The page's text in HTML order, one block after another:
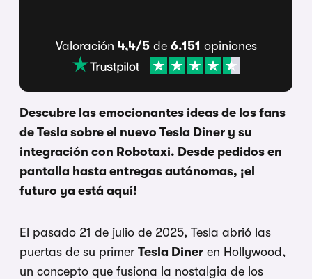
Valoración 4,4/5de 6.151 opiniones
Descubre las emocionantes ideas de los fans
de Tesla sobre el nuevo Tesla Diner y su
integración con Robotaxi. Desde pedidos en
pantalla hasta entregas autónomas, ¡el
futuro ya está aquí!
El pasado 21 de julio de 2025, Tesla abrió las
puertas de su primer Tesla Diner en Hollywood,
un concepto que fusiona la nostalgia de los